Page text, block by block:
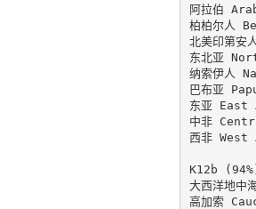
阿拉伯
柏柏尔人
北美印第
东北亚
纳索伊人
巴布亚
东亚 East
中非
西非
K12b
大西洋地
高加索